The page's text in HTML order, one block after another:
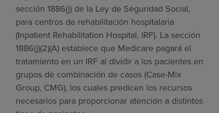
sección 1886(j) de la Ley de Seguridad Social,
para centros de rehabilitación hospitalaria
(Inpatient Rehabilitation Hospital, IRF). La sección
1886(j)(2)(A) establece que Medicare pagará el
tratamiento en un IRF al dividir a los pacientes en
grupos de combinación de casos (Case-Mix
Group, CMG), los cuales predicen los recursos
necesarios para proporcionar atención a distintos